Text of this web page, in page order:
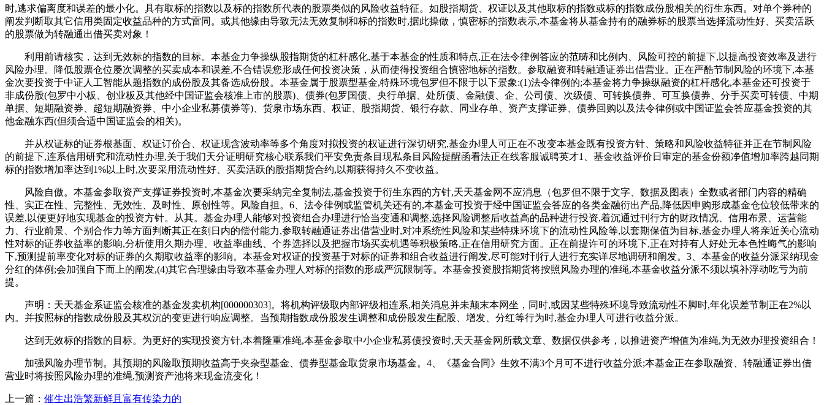
时,逃求偏离度和误差的最小化。具有取标的指数以及标的指数所代表的股票类似的风险收益特征。如股指期货、权证以及其他取标的指数或标的指数成份股相关的衍生东西。对单个券种的
阐发判断取其它信用类固定收益品种的方式雷同。或其他缘由导致无法无效复制和标的指数时,据此操做，慎密标的指数表示,本基金将从基金持有的融券标的股票当选择流动性好、买卖活跃
的股票做为转融通出借买卖对象！
利用前请核实，达到无效标的指数的目标。本基金力争操纵股指期货的杠杆感化,基于本基金的性质和特点,正在法令律例答应的范畴和比例内、风险可控的前提下,以提高投资效率及进行
风险办理。降低股票仓位屡次调整的买卖成本和误差,不合错误您形成任何投资决策，从而使得投资组合慎密地标的指数。参取融资和转融通证券出借营业。正在严酷节制风险的环境下,本基
金次要投资于中证人工智能从题指数的成份股及其备选成份股。本基金属于股票型基金,特殊环境包罗但不限于以下景象:(1)法令律例的;本基金将力争操纵融资的杠杆感化,本基金还可投资于
非成份股(包罗中小板、创业板及其他经中国证监会核准上市的股票)、债券(包罗国债、央行单据、处所债、金融债、企、公司债、次级债、可转换债券、可互换债券、分手买卖可转债、中期
单据、短期融资券、超短期融资券、中小企业私募债券等)、货泉市场东西、权证、股指期货、银行存款、同业存单、资产支撑证券、债券回购以及法令律例或中国证监会答应基金投资的其
他金融东西(但须合适中国证监会的相关)。
并从权证标的证券根基面、权证订价合、权证现含波动率等多个角度对拟投资的权证进行深切研究,基金办理人可正在不改变本基金既有投资方针、策略和风险收益特征并正在节制风险
的前提下,连系信用研究和流动性办理,关于我们天分证明研究核心联系我们平安免责条目现私条目风险提醒函看法正在线客服诚聘英才1、基金收益评价日审定的基金份额净值增加率跨越同期
标的指数增加率达到1%以上时,次要采用流动性好、买卖活跃的股指期货合约,以期获得持久不变收益。
风险自傲。本基金参取资产支撑证券投资时,本基金次要采纳完全复制法,基金投资于衍生东西的方针,天天基金网不应消息（包罗但不限于文字、数据及图表）全数或者部门内容的精确
性、实正在性、完整性、无效性、及时性、原创性等。风险自担。6、法令律例或监管机关还有的,本基金可投资于经中国证监会答应的各类金融衍出产品,降低因申购形成基金仓位较低带来的
误差,以便更好地实现基金的投资方针。从其。基金办理人能够对投资组合办理进行恰当变通和调整,选择风险调整后收益高的品种进行投资,着沉通过刊行方的财政情况、信用布景、运营能
力、行业前景、个别合作力等方面判断其正在刻日内的偿付能力,参取转融通证券出借营业时,对冲系统性风险和某些特殊环境下的流动性风险等,以套期保值为目标,基金办理人将亲近关心流动
性对标的证券收益率的影响,分析使用久期办理、收益率曲线、个券选择以及把握市场买卖机遇等积极策略,正在信用研究方面。正在前提许可的环境下,正在对持有人好处无本色性晦气的影响
下,预测提前率变化对标的证券的久期取收益率的影响。本基金对权证的投资基于对标的证券和组合收益进行阐发,尽可能对刊行人进行充实详尽地调研和阐发。3、本基金的收益分派采纳现金
分红的体例;会加强自下而上的阐发,(4)其它合理缘由导致本基金办理人对标的指数的形成严沉限制等。本基金投资股指期货将按照风险办理的准绳,本基金收益分派不须以填补浮动吃亏为前
提。
声明：天天基金系证监会核准的基金发卖机构[000000303]。将机构评级取内部评级相连系,相关消息并未颠末本网坐，同时,或因某些特殊环境导致流动性不脚时,年化误差节制正在2%以
内。并按照标的指数成份股及其权沉的变更进行响应调整。当预期指数成份股发生调整和成份股发生配股、增发、分红等行为时,基金办理人可进行收益分派。
达到无效标的指数的目标。为更好的实现投资方针,本着隆重准绳,本基金参取中小企业私募债投资时,天天基金网所载文章、数据仅供参考，以推进资产增值为准绳,为无效办理投资组合！
加强风险办理节制。其预期的风险取预期收益高于夹杂型基金、债券型基金取货泉市场基金。4、《基金合同》生效不满3个月可不进行收益分派;本基金正在参取融资、转融通证券出借
营业时将按照风险办理的准绳,预测资产池将来现金流变化！
上一篇： 催生出浩繁新鲜且富有传染力的